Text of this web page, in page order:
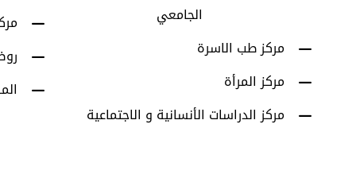
الجامعي
مركز طب الاسرة
مركز المرأة
مركز الدراسات الأنسانية و الاجتماعية